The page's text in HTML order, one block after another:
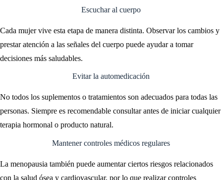
Escuchar al cuerpo
Cada mujer vive esta etapa de manera distinta. Observar los cambios y
prestar atención a las señales del cuerpo puede ayudar a tomar
decisiones más saludables.
Evitar la automedicación
No todos los suplementos o tratamientos son adecuados para todas las
personas. Siempre es recomendable consultar antes de iniciar cualquier
terapia hormonal o producto natural.
Mantener controles médicos regulares
La menopausia también puede aumentar ciertos riesgos relacionados
con la salud ósea y cardiovascular, por lo que realizar controles